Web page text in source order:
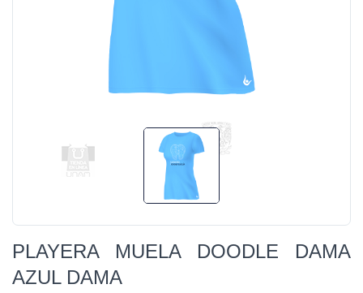
PLAYERA MUELA DOODLE DAMA
AZUL DAMA